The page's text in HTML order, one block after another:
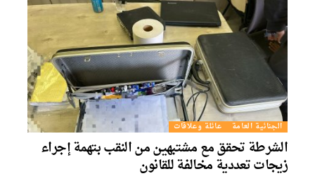
الجنائية العامة عائلة وعلاقات
الشرطة تحقق مع مشتبهين من النقب بتهمة إجراء
زيجات تعددية مخالفة للقانون